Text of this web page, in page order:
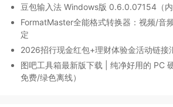
豆包输入法 Windows版 0.6.0.07154（内
FormatMaster全能格式转换器：视频/音
定
2026招行现金红包+理财体验金活动链接
图吧工具箱最新版下载 | 纯净好用的 PC
免费/绿色离线）